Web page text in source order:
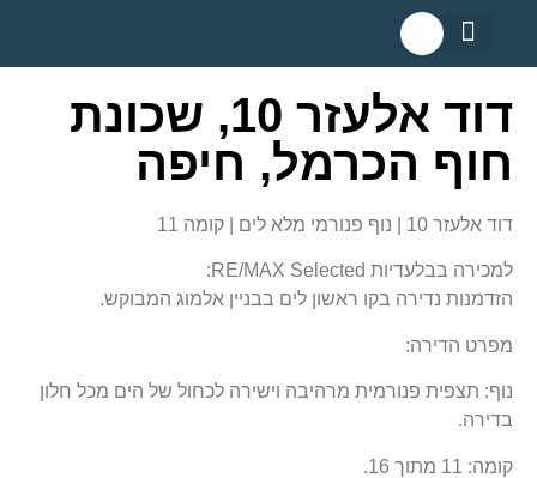
דוד אלעזר 10, שכונת
חוף הכרמל, חיפה
דוד אלעזר 10 | נוף פנורמי מלא לים | קומה 11
למכירה בבלעדיות RE/MAX Selected:
הזדמנות נדירה בקו ראשון לים בבניין אלמוג המבוקש.
מפרט הדירה:
נוף: תצפית פנורמית מרהיבה וישירה לכחול של הים מכל חלון
בדירה.
קומה: 11 מתוך 16.